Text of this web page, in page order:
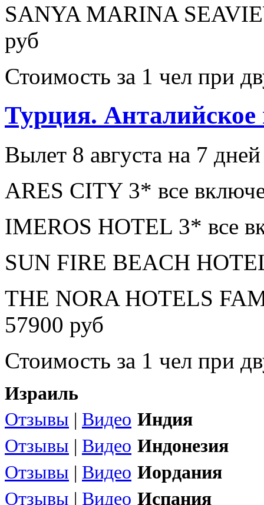
SANYA MARINA
руб
Стоимость за 1 чел при
Турция. Анталийское
Вылет 8 августа на 7 дней
ARES CITY 3* все
IMEROS HOTEL 3* все
SUN FIRE BEACH
THE NORA HOTELS
57900 руб
Стоимость за 1 чел при
Израиль
Отзывы | Видео Индия
Отзывы | Видео Индонезия
Отзывы | Видео Иордания
Отзывы | Видео Испания